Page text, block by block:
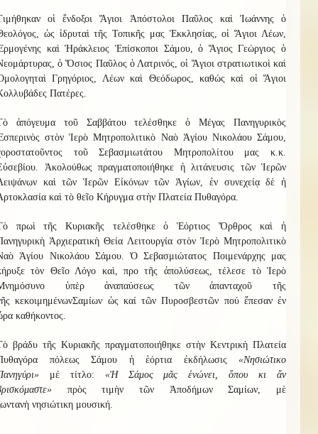
οἱ ἔνδοξοι Ἅγιοι Ἀπόστολοι Παῦλος καὶ Ἰωάννης ὁ
ὡς ἱδρυταὶ τῆς Τοπικῆς μας Ἐκκλησίας, οἱ Ἅγιοι Λέων,
καὶ Ἡράκλειος Ἐπίσκοποι Σάμου, ὁ Ἅγιος Γεώργιος ὁ
ὁ Ὅσιος Παῦλος ὁ Λατρινός, οἱ Ἅγιοι στρατιωτικοὶ καὶ
Γρηγόριος, Λέων καὶ Θεόδωρος, καθώς καὶ οἱ Ἅγιοι
Πατέρες.
ἀπόγευμα τοῦ Σαββάτου τελέσθηκε ὁ Μέγας Πανηγυρικὸς
στὸν Ἱερὸ Μητροπολιτικὸ Ναὸ Ἁγίου Νικολάου Σάμου,
τοῦ Σεβασμιωτάτου Μητροπολίτου μας
κ.κ.
Ἀκολούθως πραγματοποιήθηκε ἡ λιτάνευσις τῶν Ἱερῶν
καὶ τῶν Ἱερῶν Εἰκόνων τῶν Ἁγίων, ἐν συνεχείᾳ δὲ ἡ
καὶ τὸ θεῖο Κήρυγμα στὴν Πλατεία Πυθαγόρα.
πρωὶ τῆς Κυριακῆς τελέσθηκε ὁ Ἑόρτιος Ὄρθρος καὶ ἡ
Ἀρχιερατικὴ Θεία Λειτουργία στὸν Ἱερὸ Μητροπολιτικὸ
Ἁγίου Νικολάου Σάμου. Ὁ Σεβασμιώτατος Ποιμενάρχης μας
τὸν Θεῖο Λόγο καὶ, προ τῆς ἀπολύσεως, τέλεσε τὸ Ἱερὸ
ὑπὲρ ἀναπαύσεως τῶνἀπανταχοῦ τῆς
κεκοιμημένωνΣαμίων ὡς καί τῶν Πυροσβεστῶν πού ἔπεσαν ἐν
καθήκοντος
βράδυ τῆς Κυριακῆς πραγματοποιήθηκε στὴν Κεντρικὴ Πλατεία
πόλεως Σάμου ἡ ἑόρτια ἐκδήλωσις «Νησιώτικο
μέ τίτλο: «Ἡ
Σάμος μᾶς ἑνώνει, ὅπου κι ἄν
»
πρὸς τιμὴν τῶν Ἀποδήμων Σαμίων, μὲ
νησιώτικη μουσική.